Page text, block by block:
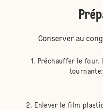
Conserver au
Préchauffer le four.
tournante:
Enlever le film